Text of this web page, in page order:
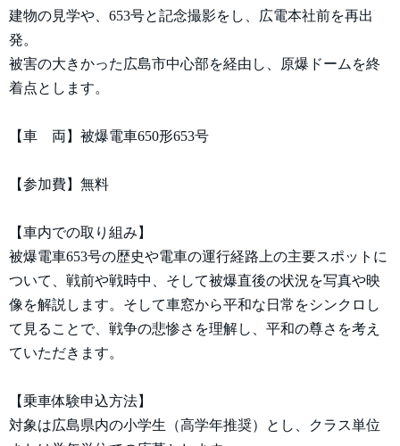
建物の見学や、653号と記念撮影をし、広電本社前を再出
発。
被害の大きかった広島市中心部を経由し、原爆ドームを終
着点とします。
【車 両】被爆電車650形653号
【参加費】無料
【車内での取り組み】
被爆電車653号の歴史や電車の運行経路上の主要スポットに
ついて、戦前や戦時中、そして被爆直後の状況を写真や映
像を解説します。そして車窓から平和な日常をシンクロし
て見ることで、戦争の悲惨さを理解し、平和の尊さを考え
ていただきます。
【乗車体験申込方法】
対象は広島県内の小学生（高学年推奨）とし、クラス単位